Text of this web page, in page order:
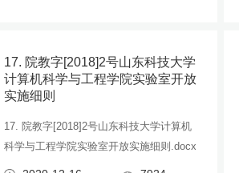
17. 院教字[2018]2号山东科技大学
计算机科学与工程学院实验室开放
实施细则
17. 院教字[2018]2号山东科技大学计算机
科学与工程学院实验室开放实施细则.docx